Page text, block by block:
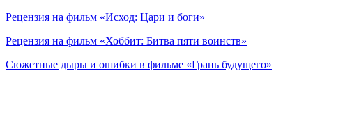
Рецензия на фильм «Исход: Цари и боги»
Рецензия на фильм «Хоббит: Битва пяти воинств»
Сюжетные дыры и ошибки в фильме «Грань будущего»